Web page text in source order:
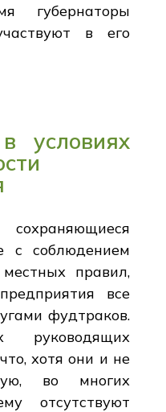
губернаторы
в его
условиях
с соблюдением
правил,
все
фудтраков.
руководящих
хотя они и не
во многих
отсутствуют